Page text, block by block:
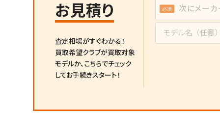
お見積り
査定相場がすぐわかる！
買取希望クラブが買取対象
モデルか、 こちらでチェック
してお手続きスタート！